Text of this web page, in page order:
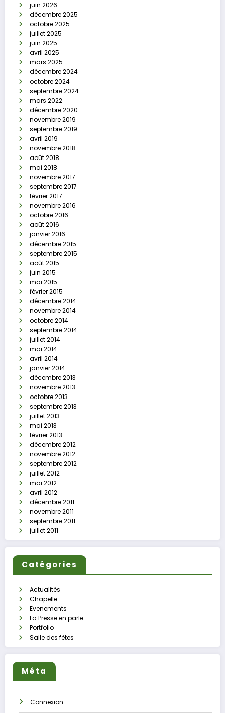
juin 2026
décembre 2025
octobre 2025
juillet 2025
juin 2025
avril 2025
mars 2025
décembre 2024
octobre 2024
septembre 2024
mars 2022
décembre 2020
novembre 2019
septembre 2019
avril 2019
novembre 2018
août 2018
mai 2018
novembre 2017
septembre 2017
février 2017
novembre 2016
octobre 2016
août 2016
janvier 2016
décembre 2015
septembre 2015
août 2015
juin 2015
mai 2015
février 2015
décembre 2014
novembre 2014
octobre 2014
septembre 2014
juillet 2014
mai 2014
avril 2014
janvier 2014
décembre 2013
novembre 2013
octobre 2013
septembre 2013
juillet 2013
mai 2013
février 2013
décembre 2012
novembre 2012
septembre 2012
juillet 2012
mai 2012
avril 2012
décembre 2011
novembre 2011
septembre 2011
juillet 2011
Catégories
Actualités
Chapelle
Evenements
La Presse en parle
Portfolio
Salle des fêtes
Méta
Connexion